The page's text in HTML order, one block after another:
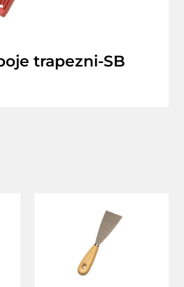
trapezni-SB